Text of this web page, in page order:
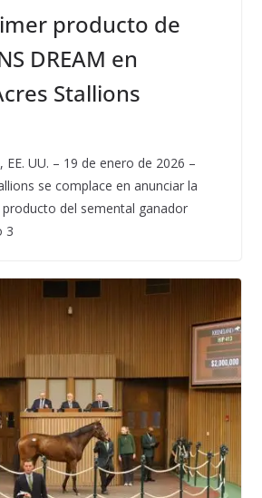
producto de
DREAM en
Stallions
UU. – 19 de enero de 2026 –
se complace en anunciar la
del semental ganador
3